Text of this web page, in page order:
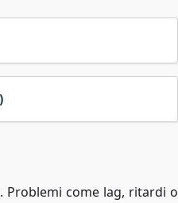
Problemi come lag, ritardi o